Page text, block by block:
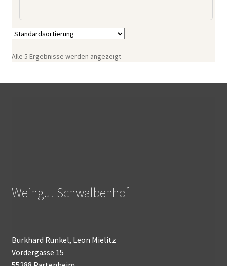
Alle 5 Ergebnisse werden angezeigt
Weingut Schwalbenhof
Burkhard Runkel, Leon Mielitz
Vordergasse 15